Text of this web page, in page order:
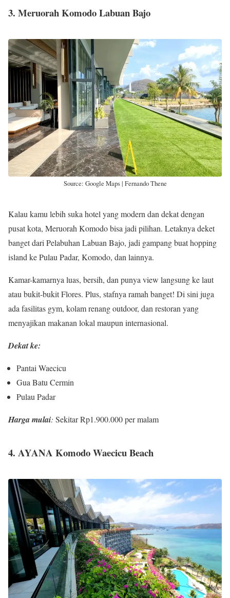
3. Meruorah Komodo Labuan Bajo
Source: Google Maps | Fernando Thene
Kalau kamu lebih suka hotel yang modern dan dekat dengan
pusat kota, Meruorah Komodo bisa jadi pilihan. Letaknya deket
banget dari Pelabuhan Labuan Bajo, jadi gampang buat hopping
island ke Pulau Padar, Komodo, dan lainnya.
Kamar-kamarnya luas, bersih, dan punya view langsung ke laut
atau bukit-bukit Flores. Plus, stafnya ramah banget! Di sini juga
ada fasilitas gym, kolam renang outdoor, dan restoran yang
menyajikan makanan lokal maupun internasional.
Dekat ke:
Pantai Waecicu
Gua Batu Cermin
Pulau Padar
Harga mulai: Sekitar Rp1.900.000 per malam
4. AYANA Komodo Waecicu Beach